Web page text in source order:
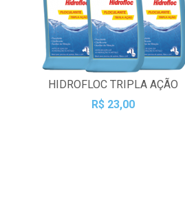
HIDROFLOC TRIPLA AÇÃO
R$ 23,00